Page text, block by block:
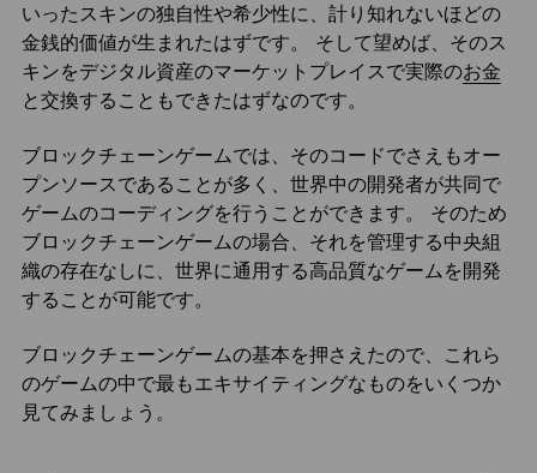
いったスキンの独自性や希少性に、計り知れないほどの
金銭的価値が生まれたはずです。 そして望めば、そのス
キンをデジタル資産のマーケットプレイスで実際のお金
と交換することもできたはずなのです。
ブロックチェーンゲームでは、そのコードでさえもオー
プンソースであることが多く、世界中の開発者が共同で
ゲームのコーディングを行うことができます。 そのため
ブロックチェーンゲームの場合、それを管理する中央組
織の存在なしに、世界に通用する高品質なゲームを開発
することが可能です。
ブロックチェーンゲームの基本を押さえたので、これら
のゲームの中で最もエキサイティングなものをいくつか
見てみましょう。